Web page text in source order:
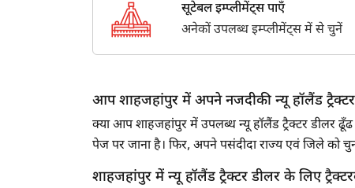
सूटेबल इम्प्लीमेंट्स पाएँ
अनेकों उपलब्ध इम्प्लीमेंट्स में से चुनें
आप शाहजहांपुर में अपने नजदीकी न्यू हॉलैंड
क्या आप शाहजहांपुर में उपलब्ध न्यू हॉलैंड ट्रैक्टर डीलर
पेज पर जाना है। फिर, अपने पसंदीदा राज्य एवं जिले को
शाहजहांपुर में न्यू हॉलैंड ट्रैक्टर डीलर के लिए